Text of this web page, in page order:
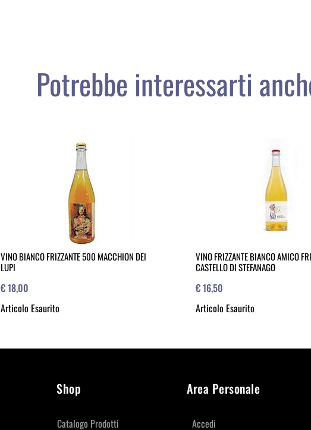
Potrebbe interessarti
VINO BIANCO FRIZZANTE 500 MACCHION DEI
LUPI
€ 18,00
Articolo Esaurito
VINO FRIZZANTE BIANCO AMICO
CASTELLO DI STEFANAGO
€ 16,50
Articolo Esaurito
Shop
Catalogo Prodotti
Area Personale
Accedi